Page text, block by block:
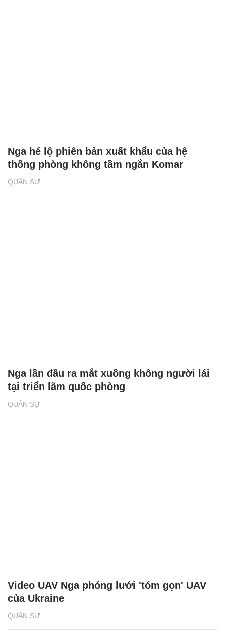
QUÂN SỰ
Nga hé lộ phiên bản xuất khẩu của hệ
thống phòng không tầm ngắn Komar
QUÂN SỰ
Nga lần đầu ra mắt xuồng không người lái
tại triển lãm quốc phòng
QUÂN SỰ
Video UAV Nga phóng lưới 'tóm gọn' UAV
của Ukraine